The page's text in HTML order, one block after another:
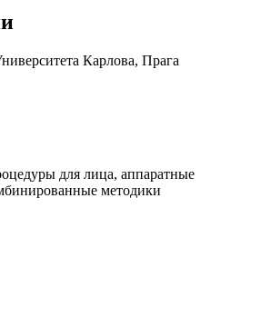
Карлова, Прага
для лица, аппаратные
методики